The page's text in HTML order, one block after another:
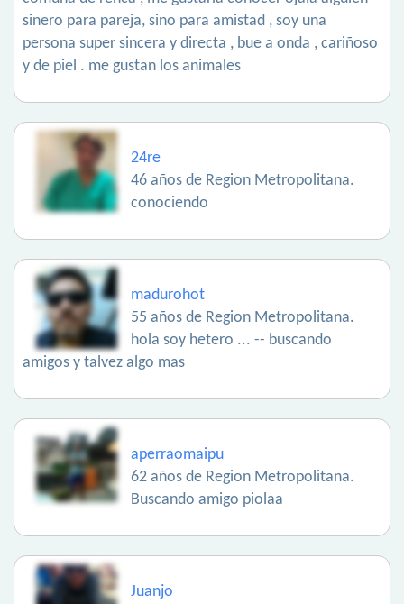
sinero para pareja, sino para amistad , soy una
persona super sincera y directa , bue a onda , cariñoso
y de piel . me gustan los animales
24re
46 años de Region Metropolitana.
conociendo
madurohot
55 años de Region Metropolitana.
hola soy hetero ... -- buscando
amigos y talvez algo mas
aperraomaipu
62 años de Region Metropolitana.
Buscando amigo piolaa
Juanjo